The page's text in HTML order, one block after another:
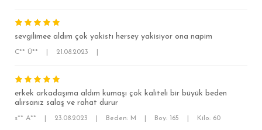
SÜPER SLİM FİT
RELAX FİT
OVERSİZE
sevgilimee aldım çok yakistı hersey yakisiyor ona napim
C** Ü** 21.08.2023
erkek arkadaşıma aldım kumaşı çok kaliteli bir büyük beden
alırsanız salaş ve rahat durur
s** A** 23.08.2023 Beden: M Boy: 165 Kilo: 60